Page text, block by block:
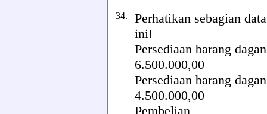
34. Perhatikan sebagian
ini!
Persediaan barang
6.500.000,00
Persediaan barang
4.500.000,00